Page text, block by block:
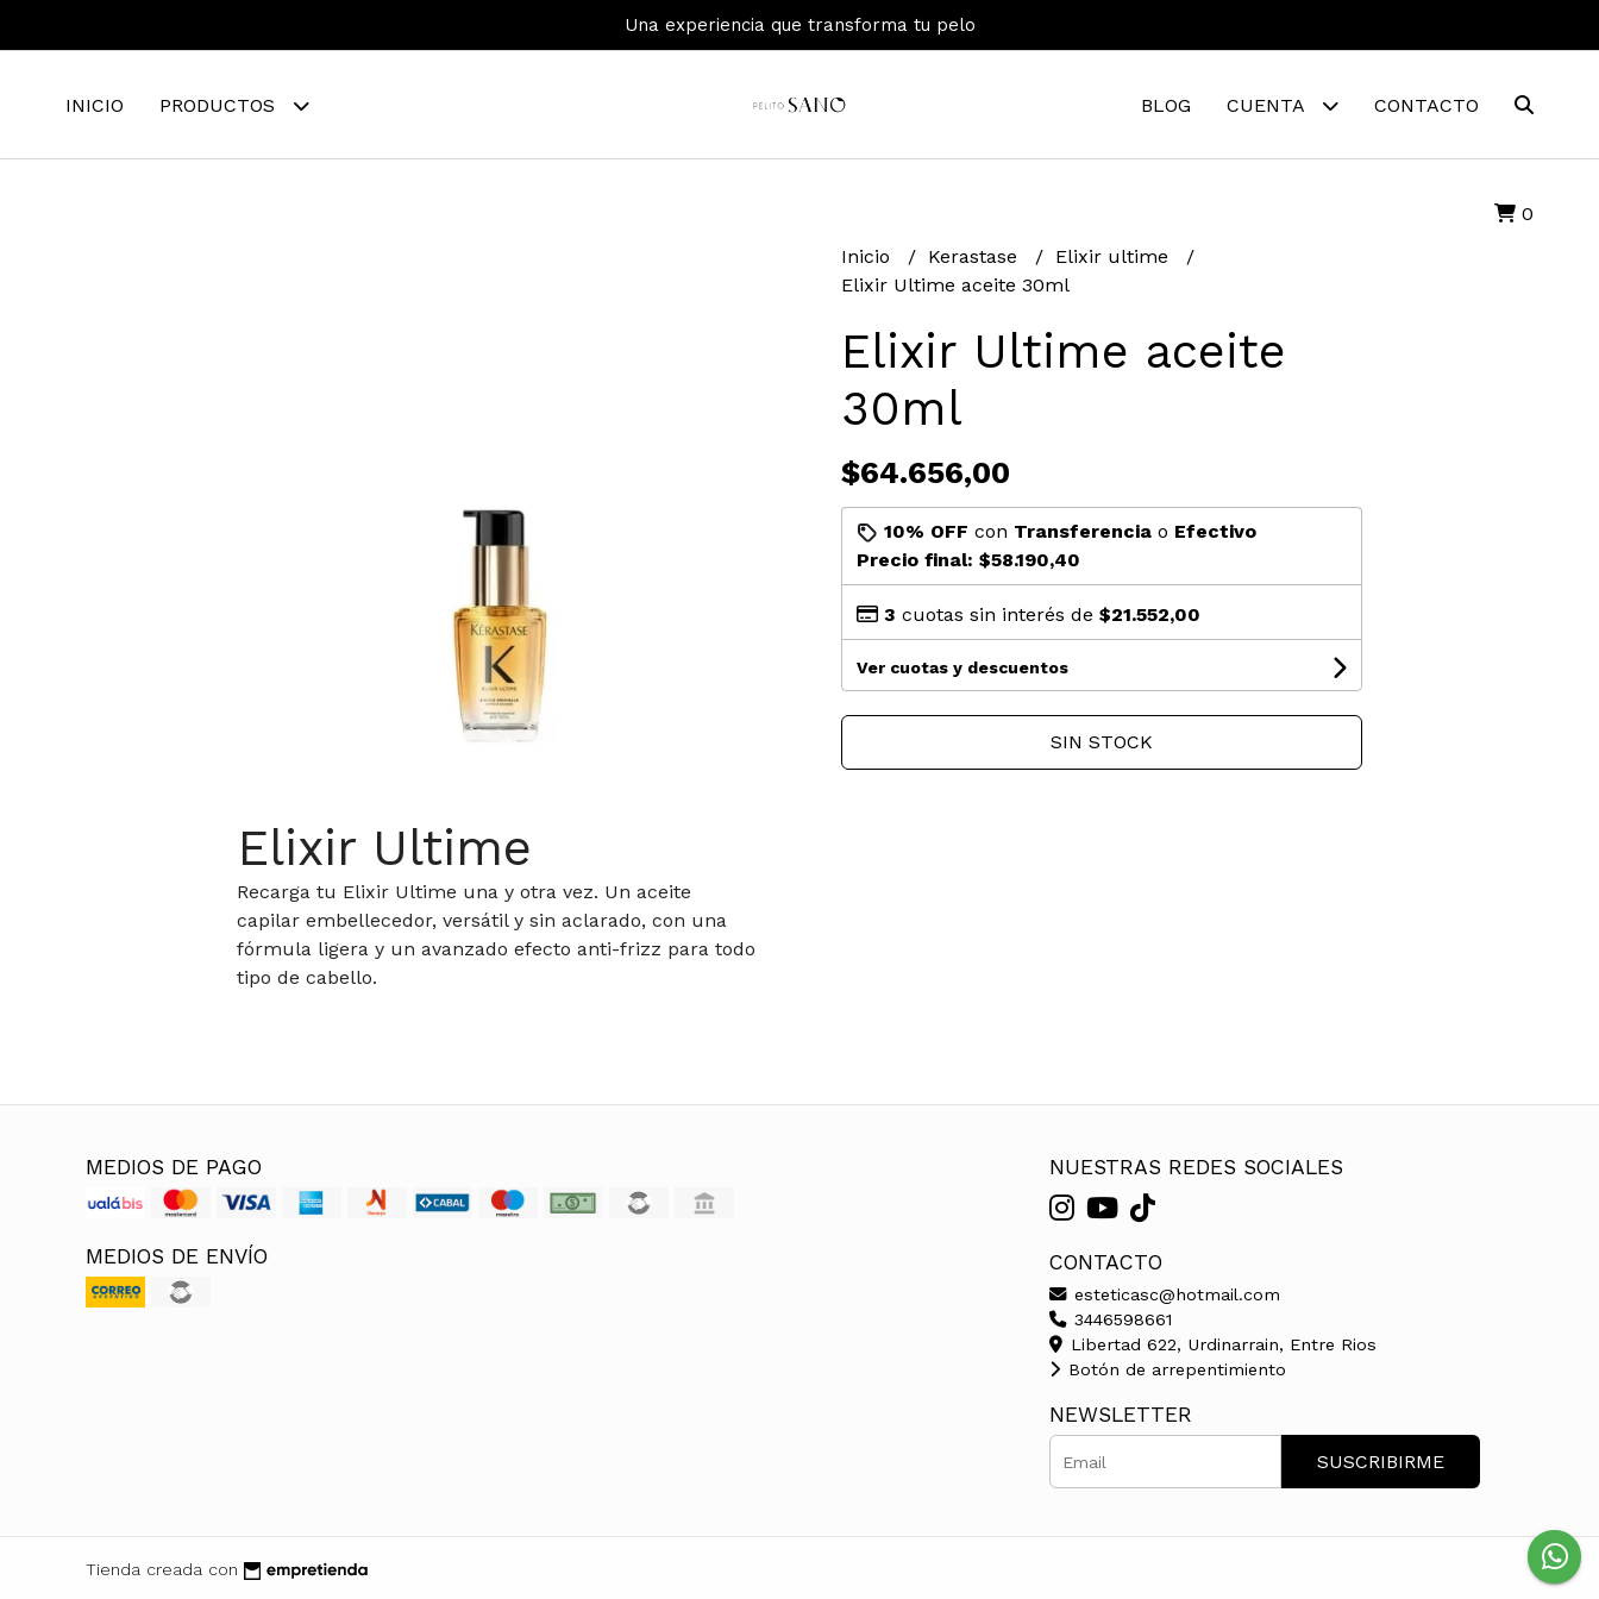
Una experiencia que transforma tu pelo
INICIO PRODUCTOS BLOG CUENTA CONTACTO
0
Elixir Ultime
Recarga tu Elixir Ultime una y otra vez. Un aceite
capilar embellecedor, versátil y sin aclarado, con una
fórmula ligera y un avanzado efecto anti-frizz para todo
tipo de cabello.
Inicio Kerastase
Elixir ultime
Elixir Ultime aceite 30ml
Elixir Ultime aceite
30ml
$64.656,00
10% OFF con Transferencia o Efectivo
Precio final: $58.190,40
3 cuotas sin interés de $21.552,00
Ver cuotas y descuentos
SIN STOCK
MEDIOS DE PAGO
MEDIOS DE ENVÍO
NUESTRAS REDES SOCIALES
CONTACTO
esteticasc@hotmail.com
3446598661
Libertad 622, Urdinarrain, Entre Rios
Botón de arrepentimiento
NEWSLETTER
SUSCRIBIRME
Tienda creada con